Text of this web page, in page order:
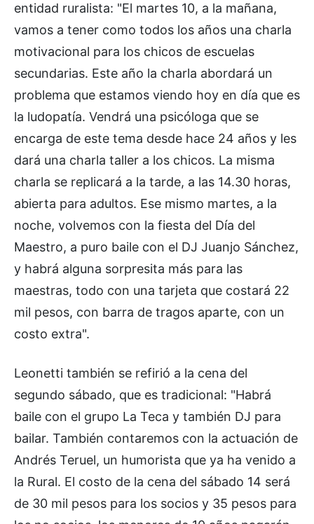
entidad ruralista: "El martes 10, a la mañana,
vamos a tener como todos los años una charla
motivacional para los chicos de escuelas
secundarias. Este año la charla abordará un
problema que estamos viendo hoy en día que es
la ludopatía. Vendrá una psicóloga que se
encarga de este tema desde hace 24 años y les
dará una charla taller a los chicos. La misma
charla se replicará a la tarde, a las 14.30 horas,
abierta para adultos. Ese mismo martes, a la
noche, volvemos con la fiesta del Día del
Maestro, a puro baile con el DJ Juanjo Sánchez,
y habrá alguna sorpresita más para las
maestras, todo con una tarjeta que costará 22
mil pesos, con barra de tragos aparte, con un
costo extra".
Leonetti también se refirió a la cena del
segundo sábado, que es tradicional: "Habrá
baile con el grupo La Teca y también DJ para
bailar. También contaremos con la actuación de
Andrés Teruel, un humorista que ya ha venido a
la Rural. El costo de la cena del sábado 14 será
de 30 mil pesos para los socios y 35 pesos para